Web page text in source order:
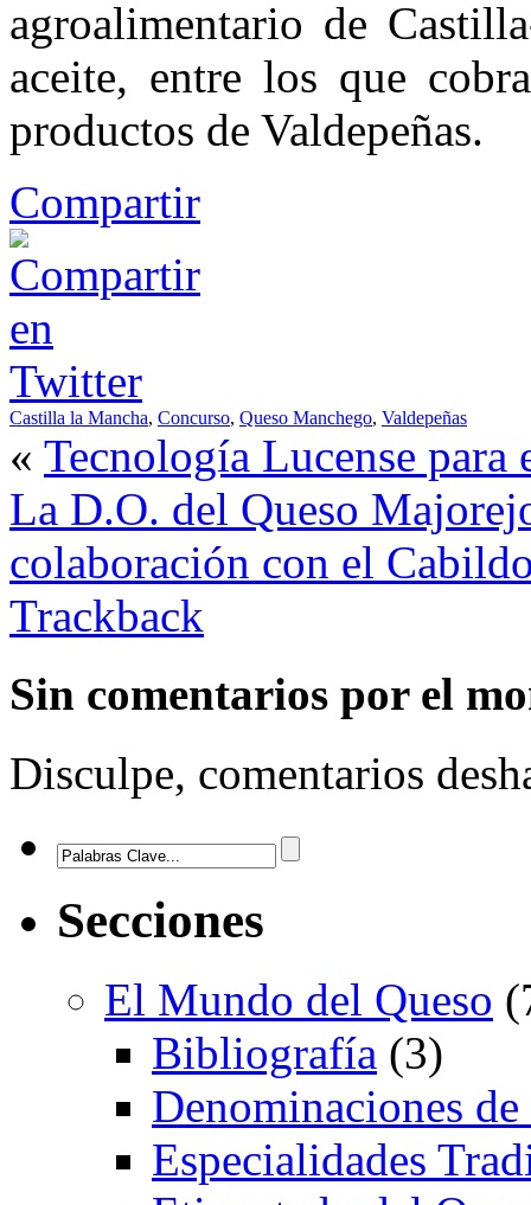
agroalimentario de
aceite, entre los que
productos de Valdepeñas.
Compartir
Castilla la Mancha, Concurso, Queso Manchego, Valdepeñas
« Tecnología Lucense
La D.O. del Queso
colaboración con el
Trackback
Sin comentarios por el
Disculpe, comentarios
Secciones
El Mundo del Queso
Bibliografía (3)
Denominaciones
Especialidades